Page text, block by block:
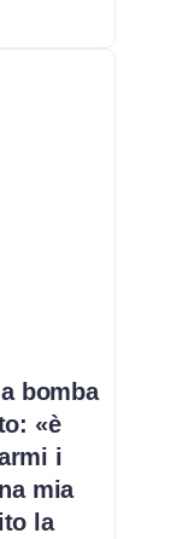
bomba
«è
i
mia
la